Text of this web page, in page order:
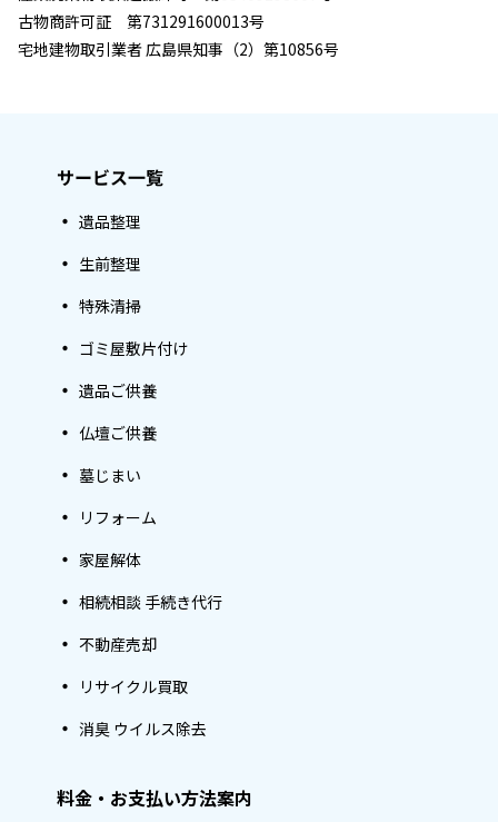
古物商許可証 第731291600013号
宅地建物取引業者 広島県知事（2）第10856号
サービス一覧
遺品整理
生前整理
特殊清掃
ゴミ屋敷片付け
遺品ご供養
仏壇ご供養
墓じまい
リフォーム
家屋解体
相続相談 手続き代行
不動産売却
リサイクル買取
消臭 ウイルス除去
料金・お支払い方法案内